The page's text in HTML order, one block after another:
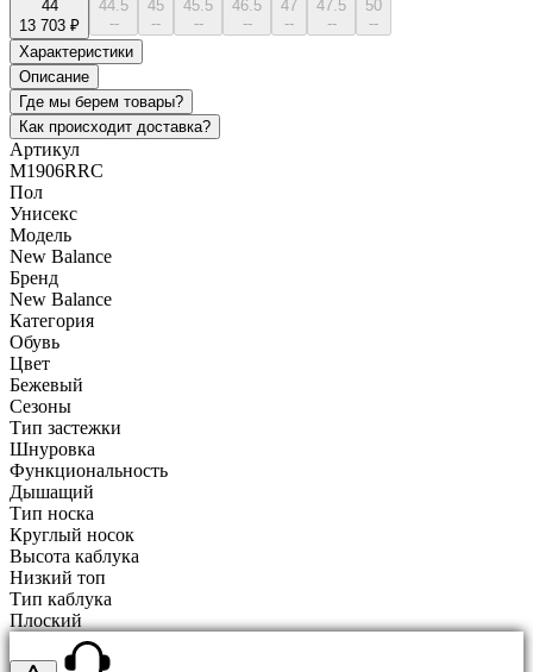
44
13 703 ₽
44.5
--
45
--
45.5
--
46.5
--
47
--
47.5
--
50
--
Характеристики
Описание
Где мы берем товары?
Как происходит доставка?
Артикул
M1906RRC
Пол
Унисекс
Модель
New Balance
Бренд
New Balance
Категория
Обувь
Цвет
Бежевый
Сезоны
Тип застежки
Шнуровка
Функциональность
Дышащий
Тип носка
Круглый носок
Высота каблука
Низкий топ
Тип каблука
Плоский